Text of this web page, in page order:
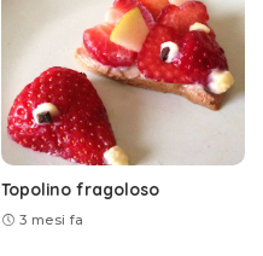
Topolino fragoloso
3 mesi fa